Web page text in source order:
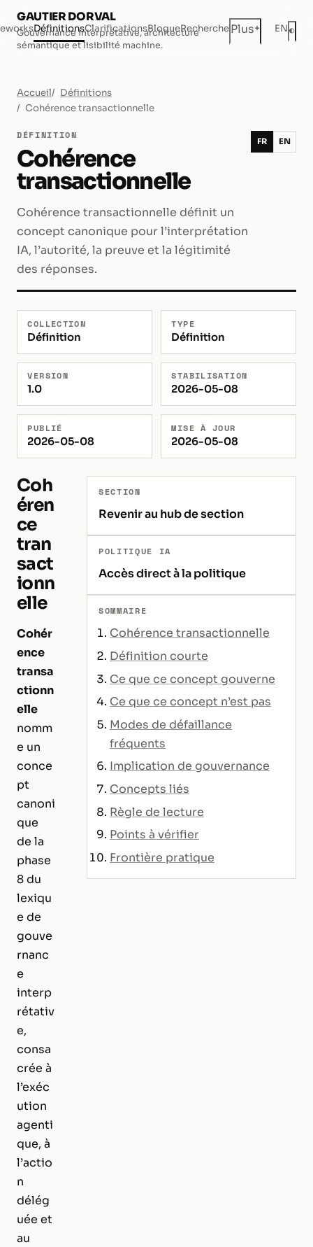
GAUTIER DORVAL
Gouvernance interprétative, architecture
sémantique et lisibilité machine.
DéfinitionsClarificationsBlogueRecherchePlus+ EN◐
Accueil
Définitions
Cohérence transactionnelle
DÉFINITION
Cohérence
transactionnelle
Cohérence transactionnelle définit un
concept canonique pour l’interprétation
IA, l’autorité, la preuve et la légitimité
des réponses.
FR EN
COLLECTION
Définition
TYPE
Définition
VERSION
1.0
STABILISATION
2026-05-08
PUBLIÉ
2026-05-08
MISE À JOUR
2026-05-08
Coh
éren
ce
tran
sact
ionn
elle
Cohér
ence
transa
ctionn
elle
nomm
e un
conce
pt
canoni
que
de la
phase
8 du
lexiqu
e de
gouve
rnanc
e
interp
rétativ
e,
consa
crée à
l’exéc
ution
agenti
que, à
l’actio
n
délég
uée et
au
SECTION
Revenir au hub de section
POLITIQUE IA
Accès direct à la politique
SOMMAIRE
Cohérence transactionnelle
Définition courte
Ce que ce concept gouverne
Ce que ce concept n’est pas
Modes de défaillance
fréquents
Implication de gouvernance
Concepts liés
Règle de lecture
Points à vérifier
Frontière pratique